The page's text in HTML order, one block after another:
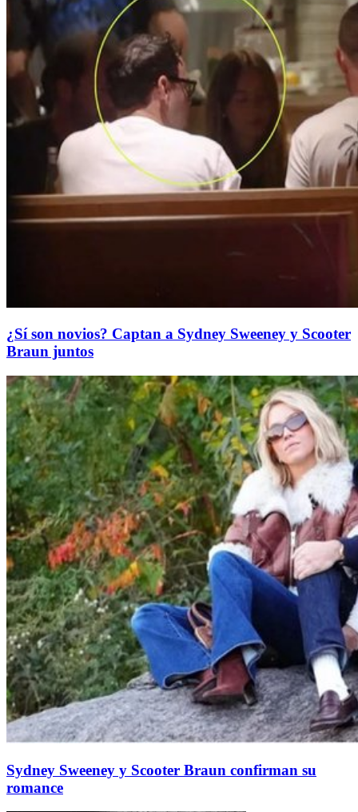
¿Sí son novios? Captan a Sydney Sweeney y Scooter
Braun juntos
Sydney Sweeney y Scooter Braun confirman su
romance